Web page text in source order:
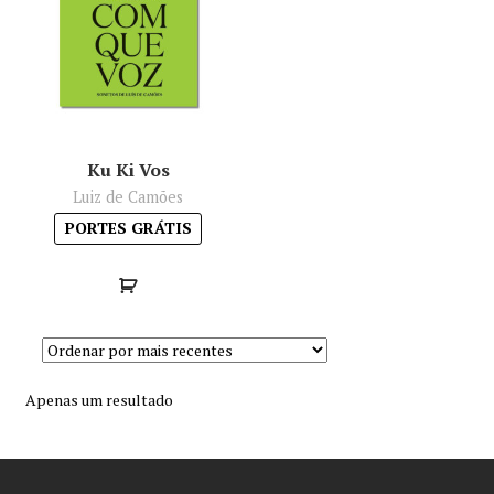
Minha conta
Política de privacidade
Mapa do site
Ku Ki Vos
Luiz de Camões
PORTES GRÁTIS
Apenas um resultado